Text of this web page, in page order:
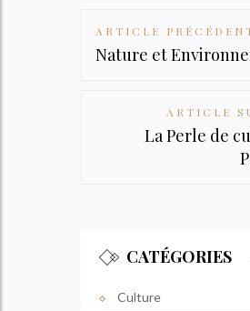
Post
navigation
ARTICLE
Nature et
ARTICLE
La Perle de
CATÉGORIES
Culture